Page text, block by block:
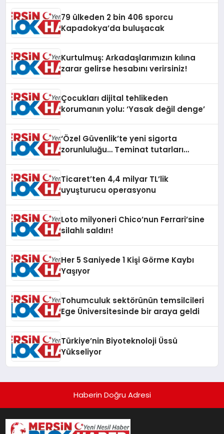
79 ülkeden 2 bin 406 sporcu
Kapadokya’da buluşacak
Kurtulmuş: Arkadaşlarımızın kılına
zarar gelirse hesabını verirsiniz!
Çocukları dijital tehlikeden
korumanın yolu: ‘Yasak değil denge’
‘Özel Güvenlik’te yeni sigorta
zorunluluğu… Teminat tutarları
Ticaret’ten 4,4 milyar TL’lik
uyuşturucu operasyonu
Loto milyoneri Chico’nun Ferrari’sine
silahlı saldırı!
Her 5 Saniyede 1 Kişi Görme Kaybı
Yaşıyor
Tohumculuk sektörünün temsilcileri
Ege Üniversitesinde bir araya geldi
Türkiye’nin Biyoteknoloji Üssü
Yükseliyor
Haberin Doğru Adresi